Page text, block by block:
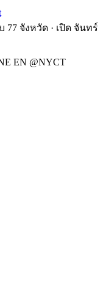
77 จังหวัด · เปิด จันทร์
EN @NYCT